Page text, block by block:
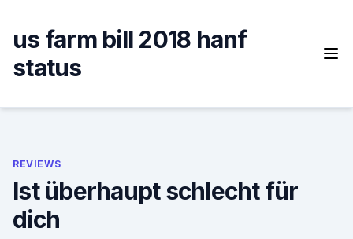
content
us farm bill 2018 hanf
status
REVIEWS
Ist überhaupt schlecht für
dich